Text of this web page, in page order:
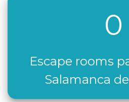
0
Escape rooms
Salamanca